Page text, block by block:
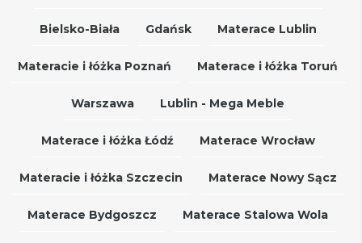
Bielsko-Biała Gdańsk Materace Lublin
Materacie i łóżka Poznań Materace i łóżka Toruń
Warszawa Lublin - Mega Meble
Materace i łóżka Łódź Materace Wrocław
Materacie i łóżka Szczecin Materace Nowy Sącz
Materace Bydgoszcz Materace Stalowa Wola